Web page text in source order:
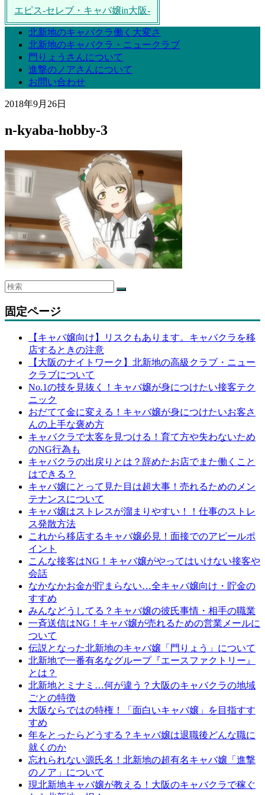
エピス-セレブ・キャバ嬢in大阪-
北新地のキャバクラ働く大変さ
北新地のキャバクラ・ニュークラブ
門りょうさんについて
進撃のノアさんについて
お問い合わせ
2018年9月26日
n-kyaba-hobby-3
固定ページ
【キャバ嬢向け】リスクもあります。キャバクラを移
店するときの注意
【大阪のナイトワーク】北新地の高級クラブ・ニュー
クラブについて
No.1の技を見抜く！キャバ嬢が身につけたい接客テク
ニック
おだてて金に変える！キャバ嬢が身につけたいお客さ
んの上手な褒め方
キャバクラで太客を見つける！育て方や失わないため
のNG行為も
キャバクラの出戻りとは？辞めたお店でまた働くこと
はできる？
キャバ嬢にとって見た目は超大事！売れるためのメン
テナンスについて
キャバ嬢はストレスが溜まりやすい！！仕事のストレ
ス発散方法
これから移店するキャバ嬢必見！面接でのアピールポ
イント
こんな接客はNG！キャバ嬢がやってはいけない接客や
会話
なかなかお金が貯まらない…全キャバ嬢向け・貯金の
すすめ
みんなどうしてる？キャバ嬢の彼氏事情・相手の職業
一斉送信はNG！キャバ嬢が売れるための営業メールに
ついて
伝説となった北新地のキャバ嬢「門りょう」について
北新地で一番有名なグループ『エースファクトリー』
とは？
北新地とミナミ…何が違う？大阪のキャバクラの地域
ごとの特徴
大阪ならではの特権！「面白いキャバ嬢」を目指すす
すめ
年をとったらどうする？キャバ嬢は退職後どんな職に
就くのか
忘れられない源氏名！北新地の超有名キャバ嬢「進撃
のノア」について
現北新地キャバ嬢が教える！大阪のキャバクラで稼ぐ